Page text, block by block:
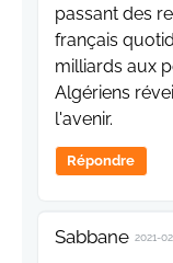
passant des
français
milliards aux
Algériens
l'avenir.
Répondre
Sabbane 2021-